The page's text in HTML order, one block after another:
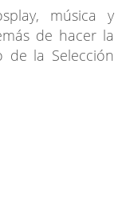
música y
de hacer la
la Selección